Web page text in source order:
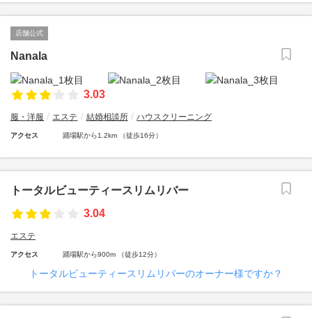
店舗公式
Nanala
3.03
服・洋服 エステ 結婚相談所 ハウスクリーニング
アクセス 踊場駅から1.2km （徒歩16分）
トータルビューティースリムリバー
3.04
エステ
アクセス 踊場駅から900m （徒歩12分）
トータルビューティースリムリバーのオーナー様ですか？